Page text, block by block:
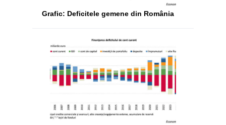
Grafic: Deficitele gemene din România